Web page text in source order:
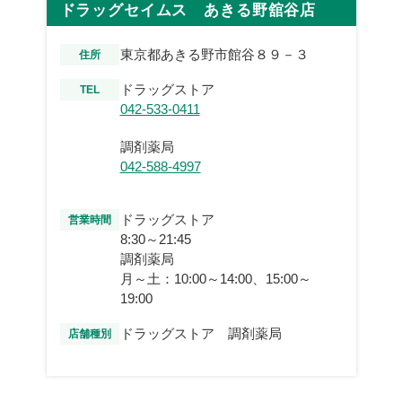
ドラッグセイムス あきる野舘谷店
住所 東京都あきる野市館谷８９－３
TEL
ドラッグストア
042-533-0411
調剤薬局
042-588-4997
営業時間
ドラッグストア
8:30～21:45
調剤薬局
月～土：10:00～14:00、15:00～
19:00
店舗種別 ドラッグストア 調剤薬局